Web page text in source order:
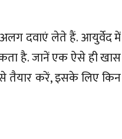
दवाएं लेते हैं. आयुर्वेद में
है. जानें एक ऐसे ही खास
तैयार करें, इसके लिए किन